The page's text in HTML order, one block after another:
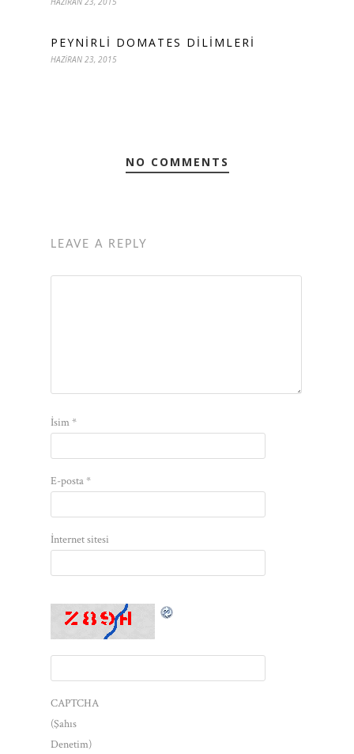
PEYNIRLI DOMATES DILIMLERI
HAZIRAN 23, 2015
NO COMMENTS
LEAVE A REPLY
İsim*
E-posta*
İnternet sitesi
CAPTCHA
(Şahıs
Denetim)